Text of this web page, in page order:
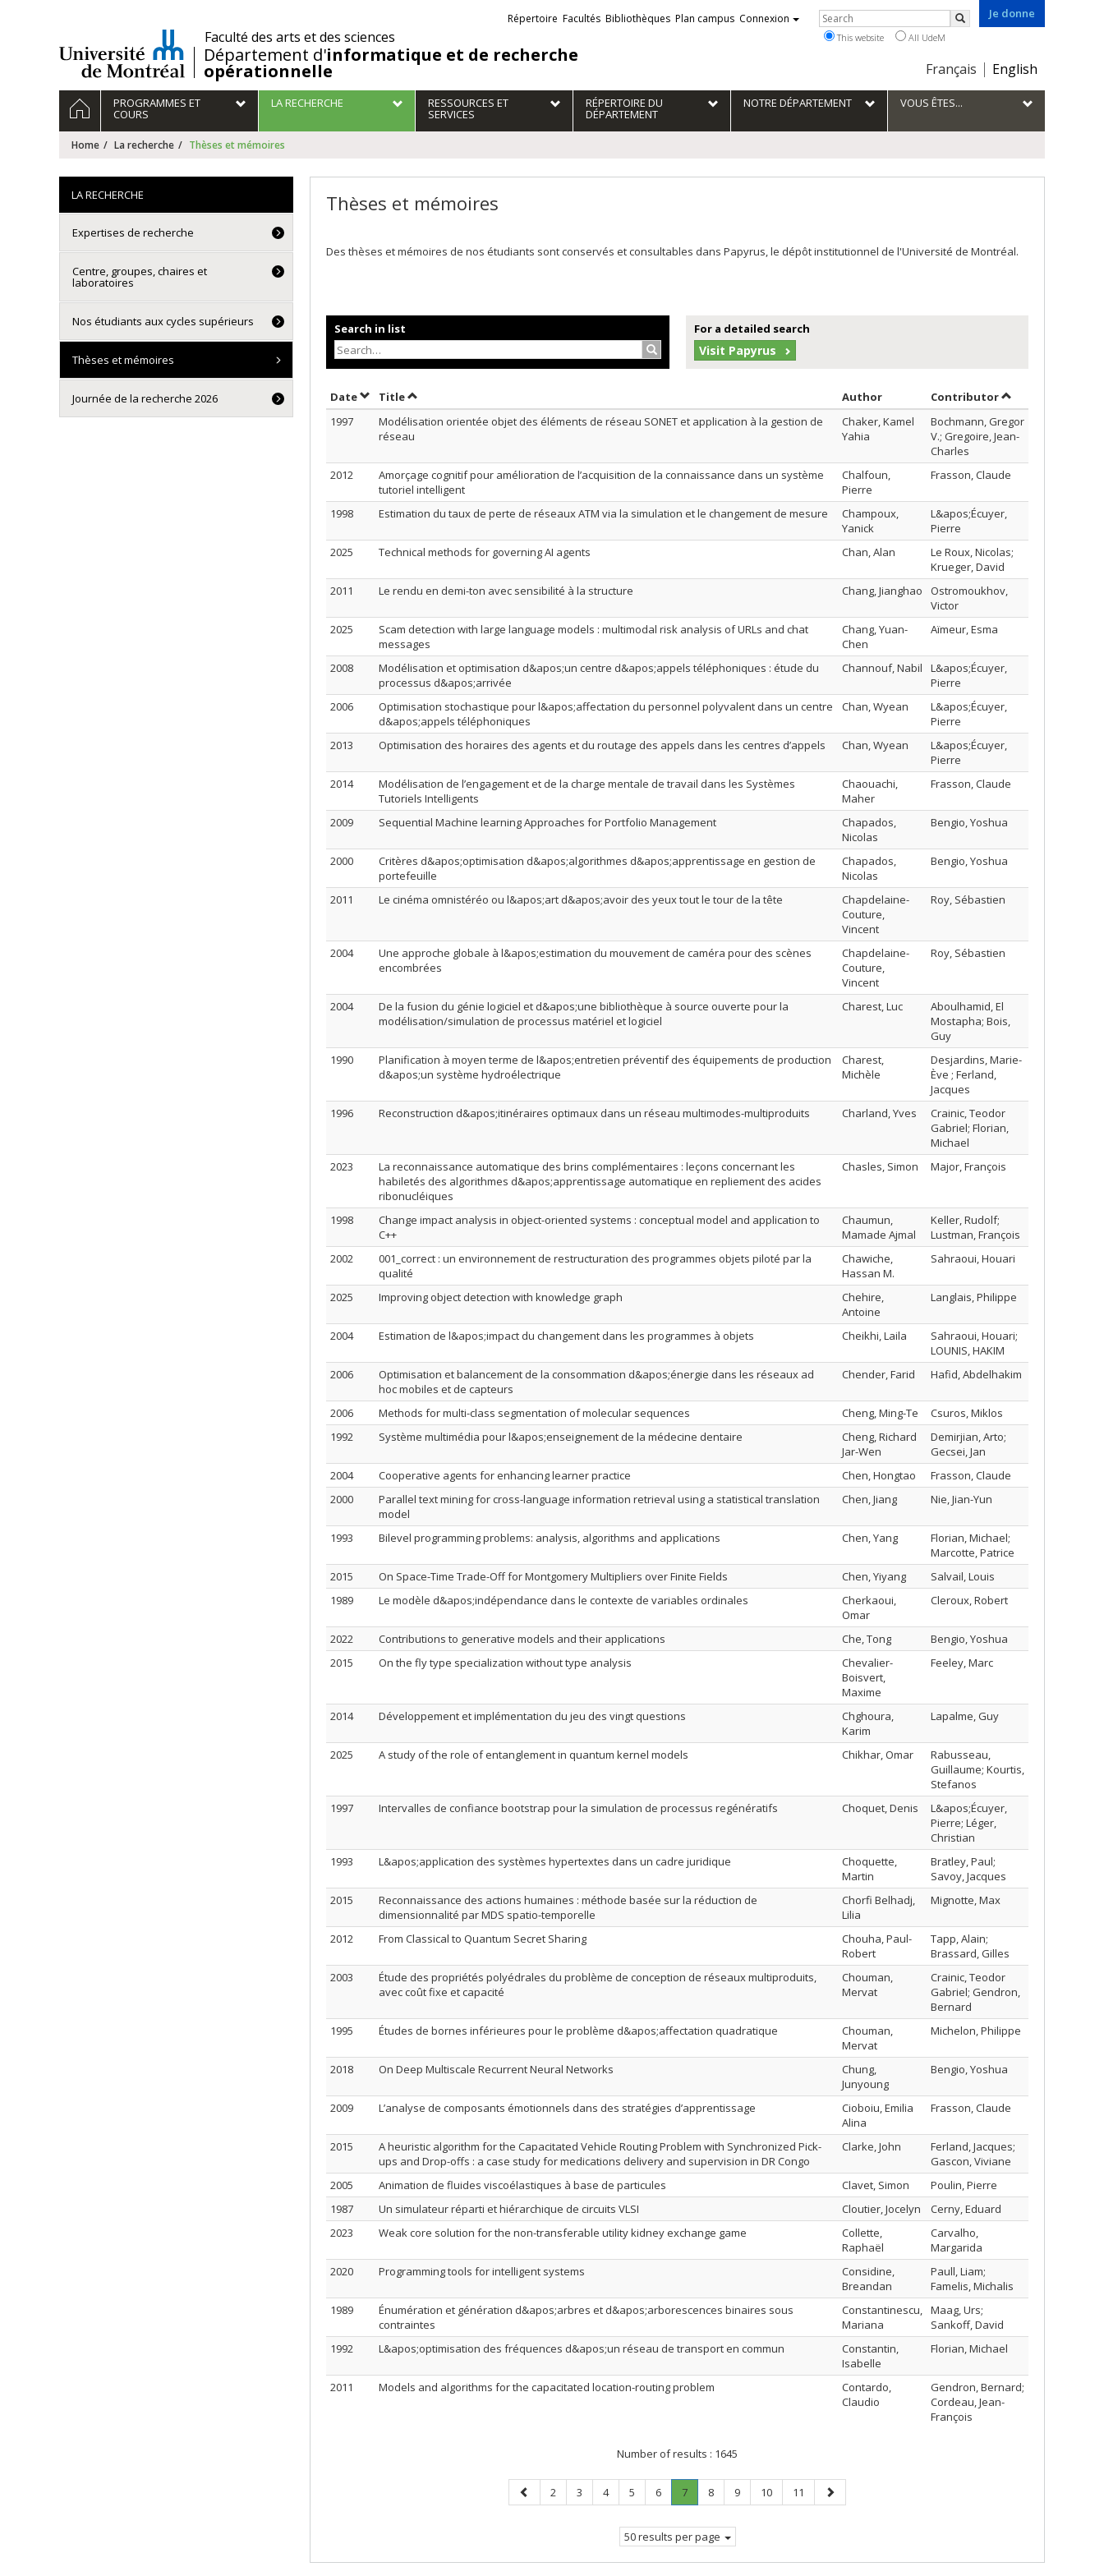
/Faculté des arts et des sciences
Département d'informatique et de recherche
opérationnelle
Je donne
Choix
la
langue
Français English
Liens
externes
Répertoire Facultés Bibliothèques Plan campus Connexion Rechercher
Search
This website All UdeM
Navigation
principale
HOMEPROGRAMMES ET
COURS
LA RECHERCHE RESSOURCES ET
SERVICES
RÉPERTOIRE DU
DÉPARTEMENT
NOTRE DÉPARTEMENT VOUS ÊTES...
Home La recherche Thèses et mémoires
Thèses et mémoires
Des thèses et mémoires de nos étudiants sont conservés et consultables dans Papyrus, le dépôt institutionnel de l'Université de Montréal.
Search in list
Search…
For a detailed search
Visit Papyrus
DateSort by date in ascending order
TitleSort by title in ascending order Author Sort by author in ascending order
Contributorby contributor in
1997
Modélisation orientée objet des éléments de réseau SONET et application à la gestion de
réseau
Chaker, Kamel
Yahia
Bochmann, Gregor
V.; Gregoire, Jean-
Charles
2012
Amorçage cognitif pour amélioration de l’acquisition de la connaissance dans un système
tutoriel intelligent
Chalfoun,
Pierre
Frasson, Claude
1998 Estimation du taux de perte de réseaux ATM via la simulation et le changement de mesure
Champoux,
Yanick
L&apos;Écuyer,
Pierre
2025
Technical methods for governing AI agents Chan, Alan
Le Roux, Nicolas;
Krueger, David
2011
Le rendu en demi-ton avec sensibilité à la structure Chang, Jianghao
Ostromoukhov,
Victor
2025
Scam detection with large language models : multimodal risk analysis of URLs and chat
messages
Chang, Yuan-
Chen
Aïmeur, Esma
2008
Modélisation et optimisation d&apos;un centre d&apos;appels téléphoniques : étude du
processus d&apos;arrivée
Channouf, Nabil
L&apos;Écuyer,
Pierre
2006
Optimisation stochastique pour l&apos;affectation du personnel polyvalent dans un centre
d&apos;appels téléphoniques
Chan, Wyean
L&apos;Écuyer,
Pierre
2013
Optimisation des horaires des agents et du routage des appels dans les centres d’appels Chan, Wyean
L&apos;Écuyer,
Pierre
2014
Modélisation de l’engagement et de la charge mentale de travail dans les Systèmes
Tutoriels Intelligents
Chaouachi,
Maher
Frasson, Claude
2009 Sequential Machine learning Approaches for Portfolio Management
Chapados,
Nicolas
Bengio, Yoshua
2000
Critères d&apos;optimisation d&apos;algorithmes d&apos;apprentissage en gestion de
portefeuille
Chapados,
Nicolas
Bengio, Yoshua
2011 Le cinéma omnistéréo ou l&apos;art d&apos;avoir des yeux tout le tour de la tête
Chapdelaine-
Couture,
Vincent
Roy, Sébastien
2004
Une approche globale à l&apos;estimation du mouvement de caméra pour des scènes
encombrées
Chapdelaine-
Couture,
Vincent
Roy, Sébastien
2004
De la fusion du génie logiciel et d&apos;une bibliothèque à source ouverte pour la
modélisation/simulation de processus matériel et logiciel
Charest, Luc
Aboulhamid, El
Mostapha; Bois,
Guy
1990
Planification à moyen terme de l&apos;entretien préventif des équipements de production
d&apos;un système hydroélectrique
Charest,
Michèle
Desjardins, Marie-
Ève ; Ferland,
Jacques
1996
Reconstruction d&apos;itinéraires optimaux dans un réseau multimodes-multiproduits Charland, Yves
Crainic, Teodor
Gabriel; Florian,
Michael
2023
La reconnaissance automatique des brins complémentaires : leçons concernant les
habiletés des algorithmes d&apos;apprentissage automatique en repliement des acides
ribonucléiques
Chasles, Simon Major, François
1998
Change impact analysis in object-oriented systems : conceptual model and application to
C++
Chaumun,
Mamade Ajmal
Keller, Rudolf;
Lustman, François
2002
001_correct : un environnement de restructuration des programmes objets piloté par la
qualité
Chawiche,
Hassan M.
Sahraoui, Houari
2025 Improving object detection with knowledge graph
Chehire,
Antoine
Langlais, Philippe
2004 Estimation de l&apos;impact du changement dans les programmes à objets Cheikhi, Laila
Sahraoui, Houari;
LOUNIS, HAKIM
2006
Optimisation et balancement de la consommation d&apos;énergie dans les réseaux ad
hoc mobiles et de capteurs
Chender, Farid Hafid, Abdelhakim
2006 Methods for multi-class segmentation of molecular sequences Cheng, Ming-Te
Csuros, Miklos
1992
Système multimédia pour l&apos;enseignement de la médecine dentaire
Cheng, Richard
Jar-Wen
Demirjian, Arto;
Gecsei, Jan
2004
Cooperative agents for enhancing learner practice Chen, Hongtao
Frasson, Claude
2000
Parallel text mining for cross-language information retrieval using a statistical translation
model
Chen, Jiang Nie, Jian-Yun
1993 Bilevel programming problems: analysis, algorithms and applications Chen, Yang
Florian, Michael;
Marcotte, Patrice
2015
On Space-Time Trade-Off for Montgomery Multipliers over Finite Fields Chen, Yiyang
Salvail, Louis
1989
Le modèle d&apos;indépendance dans le contexte de variables ordinales
Cherkaoui,
Omar
Cleroux, Robert
2022 Contributions to generative models and their applications Che, Tong
Bengio, Yoshua
2015
On the fly type specialization without type analysis
Chevalier-
Boisvert,
Maxime
Feeley, Marc
2014 Développement et implémentation du jeu des vingt questions
Chghoura,
Karim
Lapalme, Guy
2025 A study of the role of entanglement in quantum kernel models Chikhar, Omar
Rabusseau,
Guillaume; Kourtis,
Stefanos
1997
Intervalles de confiance bootstrap pour la simulation de processus regénératifs Choquet, Denis
L&apos;Écuyer,
Pierre; Léger,
Christian
1993
L&apos;application des systèmes hypertextes dans un cadre juridique
Choquette,
Martin
Bratley, Paul;
Savoy, Jacques
2015
Reconnaissance des actions humaines : méthode basée sur la réduction de
dimensionnalité par MDS spatio-temporelle
Chorfi Belhadj,
Lilia
Mignotte, Max
2012 From Classical to Quantum Secret Sharing
Chouha, Paul-
Robert
Tapp, Alain;
Brassard, Gilles
2003
Étude des propriétés polyédrales du problème de conception de réseaux multiproduits,
avec coût fixe et capacité
Chouman,
Mervat
Crainic, Teodor
Gabriel; Gendron,
Bernard
1995
Études de bornes inférieures pour le problème d&apos;affectation quadratique
Chouman,
Mervat
Michelon, Philippe
2018 On Deep Multiscale Recurrent Neural Networks
Chung,
Junyoung
Bengio, Yoshua
2009 L’analyse de composants émotionnels dans des stratégies d’apprentissage
Cioboiu, Emilia
Alina
Frasson, Claude
2015
A heuristic algorithm for the Capacitated Vehicle Routing Problem with Synchronized Pick-
ups and Drop-offs : a case study for medications delivery and supervision in DR Congo
Clarke, John
Ferland, Jacques;
Gascon, Viviane
2005
Animation de fluides viscoélastiques à base de particules Clavet, Simon
Poulin, Pierre
1987
Un simulateur réparti et hiérarchique de circuits VLSI Cloutier, Jocelyn
Cerny, Eduard
2023
Weak core solution for the non-transferable utility kidney exchange game
Collette,
Raphaël
Carvalho,
Margarida
2020
Programming tools for intelligent systems
Considine,
Breandan
Paull, Liam;
Famelis, Michalis
1989
Énumération et génération d&apos;arbres et d&apos;arborescences binaires sous
contraintes
Constantinescu,
Mariana
Maag, Urs;
Sankoff, David
1992
L&apos;optimisation des fréquences d&apos;un réseau de transport en commun
Constantin,
Isabelle
Florian, Michael
2011 Models and algorithms for the capacitated location-routing problem
Contardo,
Claudio
Gendron, Bernard;
Cordeau, Jean-
François
Number of results : 1645
Previous
page
Page
2 Page
3 Page
4 Page
5 Page
6 Page
7.
Current
Page
8 Page
9 Page
10 Page
11
Next
page
50 results per page
LA RECHERCHE
Expertises de recherche
Centre, groupes, chaires et
laboratoires
Nos étudiants aux cycles supérieurs
Thèses et mémoires
Journée de la recherche 2026